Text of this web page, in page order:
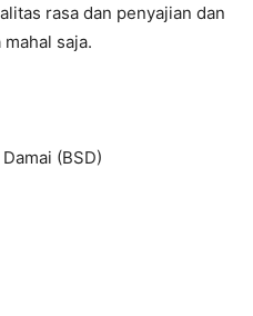
rasa dan penyajian dan
saja.
(BSD)